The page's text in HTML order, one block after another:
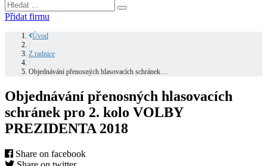
Přidat firmu
Úvod
Z radnice
Objednávání přenosných hlasovacích schránek…
Objednávání přenosných hlasovacích
schránek pro 2. kolo VOLBY
PREZIDENTA 2018
Share on facebook